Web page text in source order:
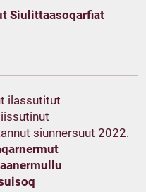
Siulittaasoqarfiat
ilassutitut
siunnersuut 2022.